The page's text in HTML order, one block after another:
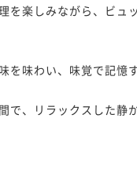
を楽しみながら、ビュ
を味わい、味覚で記憶
で、リラックスした静